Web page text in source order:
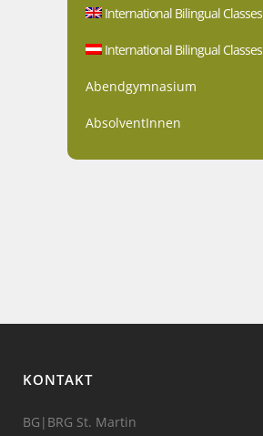
International Bilingual Classes
International Bilingual Classes
Abendgymnasium
AbsolventInnen
KONTAKT
BG|BRG St. Martin